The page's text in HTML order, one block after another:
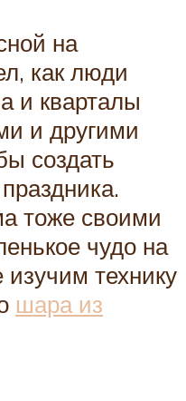
на
как люди
и кварталы
и другими
создать
тоже своими
чудо на
технику
шара из